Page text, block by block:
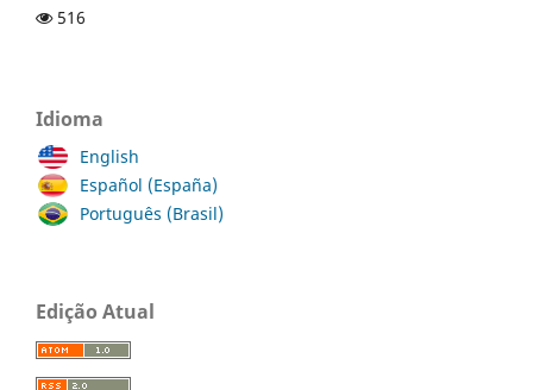
516
Idioma
English
Español (España)
Português (Brasil)
Edição Atual